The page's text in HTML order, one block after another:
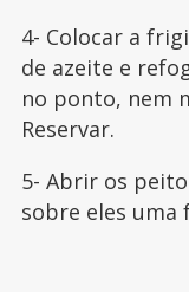
4- Colocar a
de azeite e
no ponto, nem
Reservar.
5- Abrir os
sobre eles uma